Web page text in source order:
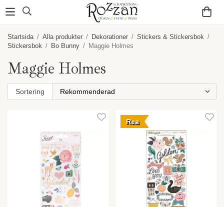
Startsida / Alla produkter / Dekorationer / Stickers & Stickersbok /
Stickersbok / Bo Bunny / Maggie Holmes
Maggie Holmes
Sortering
Rea